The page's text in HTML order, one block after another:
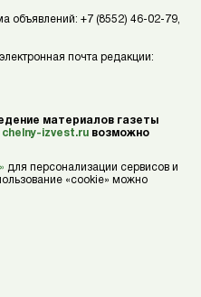
объявлений: +7 (8552) 46-02-79,
почта редакции:
материалов газеты
chelny-izvest.ru возможно
для персонализации сервисов и
«cookie» можно